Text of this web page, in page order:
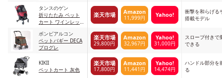
タンスのゲン
折りたたみ ペット
カート ワインレッ
楽天市場 Amazon
11,999円 Yahoo!
衝撃を和らげる
搭載モデル
ボンビアルコン
ペットバギー DECA
プログレ
楽天市場
29,800円
Amazon
32,967円
Yahoo!
31,000円
スロープ付きで
できる
KIKII
ペットカート 灰色
楽天市場
17,800円
Amazon
11,441円
Yahoo!
14,474円
ハンドル部分を
る